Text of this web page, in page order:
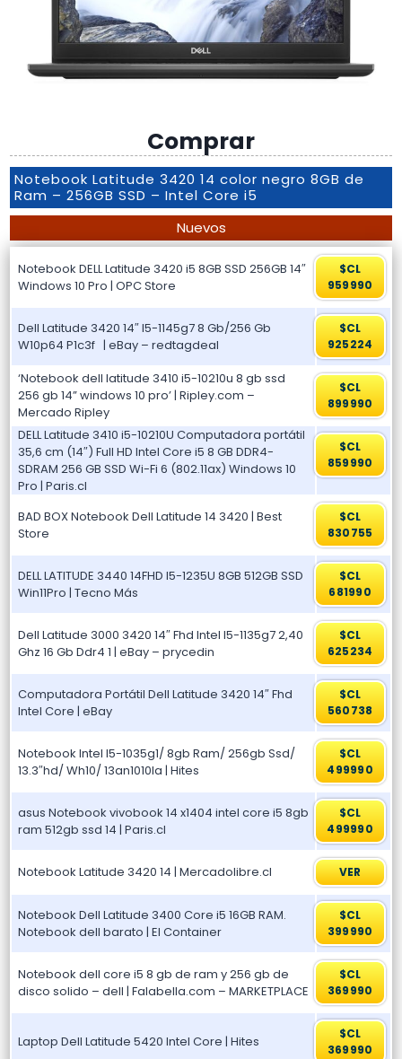
Comprar
Notebook Latitude 3420 14 color negro 8GB de
Ram – 256GB SSD – Intel Core i5
Nuevos
Notebook DELL Latitude 3420 i5 8GB SSD 256GB 14″
Windows 10 Pro | OPC Store
$CL
959990
Dell Latitude 3420 14″ I5-1145g7 8 Gb/256 Gb
W10p64 P1c3f ️️ ️️ | eBay – redtagdeal
$CL
925224
‘Notebook dell latitude 3410 i5-10210u 8 gb ssd
256 gb 14” windows 10 pro’ | Ripley.com –
Mercado Ripley
$CL
899990
DELL Latitude 3410 i5-10210U Computadora portátil
35,6 cm (14″) Full HD Intel Core i5 8 GB DDR4-
SDRAM 256 GB SSD Wi-Fi 6 (802.11ax) Windows 10
Pro | Paris.cl
$CL
859990
BAD BOX Notebook Dell Latitude 14 3420 | Best
Store
$CL
830755
DELL LATITUDE 3440 14FHD I5-1235U 8GB 512GB SSD
Win11Pro | Tecno Más
$CL
681990
Dell Latitude 3000 3420 14″ Fhd Intel I5-1135g7 2,40
Ghz 16 Gb Ddr4 1 | eBay – prycedin
$CL
625234
Computadora Portátil Dell Latitude 3420 14″ Fhd
Intel Core | eBay
$CL
560738
Notebook Intel I5-1035g1/ 8gb Ram/ 256gb Ssd/
13.3″hd/ Wh10/ 13an1010la | Hites
$CL
499990
asus Notebook vivobook 14 x1404 intel core i5 8gb
ram 512gb ssd 14 | Paris.cl
$CL
499990
Notebook Latitude 3420 14 | Mercadolibre.cl VER
Notebook Dell Latitude 3400 Core i5 16GB RAM.
Notebook dell barato | El Container
$CL
399990
Notebook dell core i5 8 gb de ram y 256 gb de
disco solido – dell | Falabella.com – MARKETPLACE
$CL
369990
Laptop Dell Latitude 5420 Intel Core | Hites
$CL
369990